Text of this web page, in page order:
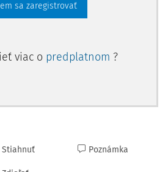
sa zaregistrovať
viac o predplatnom ?
Stiahnuť Poznámka